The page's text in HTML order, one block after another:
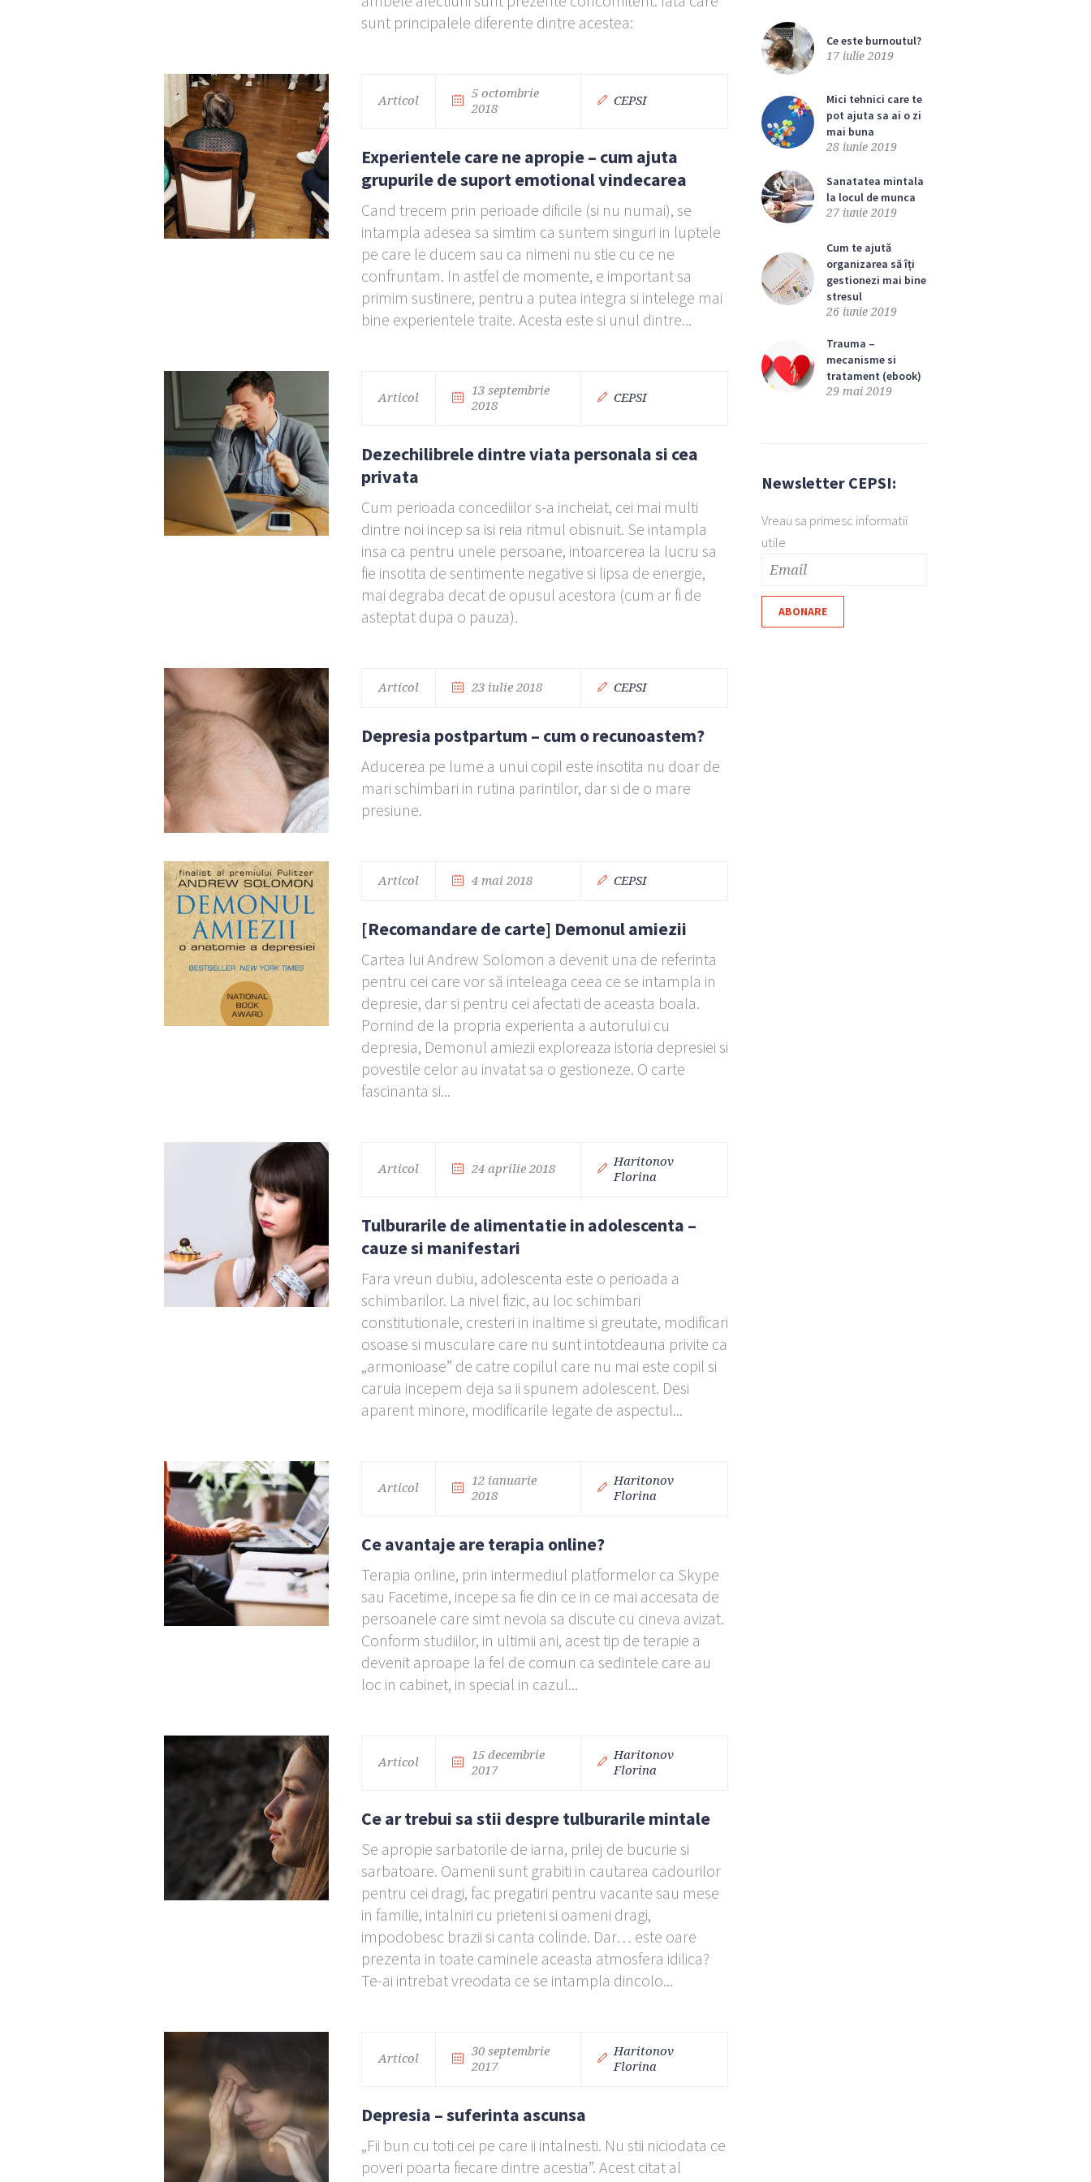
sunt principalele diferente dintre acestea:
Articol
5 octombrie
2018
CEPSI
Experientele care ne apropie – cum ajuta
grupurile de suport emotional vindecarea
Cand trecem prin perioade dificile (si nu numai), se
intampla adesea sa simtim ca suntem singuri in luptele
pe care le ducem sau ca nimeni nu stie cu ce ne
confruntam. In astfel de momente, e important sa
primim sustinere, pentru a putea integra si intelege mai
bine experientele traite. Acesta este si unul dintre...
Articol
13 septembrie
2018
CEPSI
Dezechilibrele dintre viata personala si cea
privata
Cum perioada concediilor s-a incheiat, cei mai multi
dintre noi incep sa isi reia ritmul obisnuit. Se intampla
insa ca pentru unele persoane, intoarcerea la lucru sa
fie insotita de sentimente negative si lipsa de energie,
mai degraba decat de opusul acestora (cum ar fi de
asteptat dupa o pauza).
Articol 23 iulie 2018 CEPSI
Depresia postpartum – cum o recunoastem?
Aducerea pe lume a unui copil este insotita nu doar de
mari schimbari in rutina parintilor, dar si de o mare
presiune.
Articol 4 mai 2018 CEPSI
[Recomandare de carte] Demonul amiezii
Cartea lui Andrew Solomon a devenit una de referinta
pentru cei care vor să inteleaga ceea ce se intampla in
depresie, dar si pentru cei afectati de aceasta boala.
Pornind de la propria experienta a autorului cu
depresia, Demonul amiezii exploreaza istoria depresiei si
povestile celor au invatat sa o gestioneze. O carte
fascinanta si...
Articol 24 aprilie 2018
Haritonov
Florina
Tulburarile de alimentatie in adolescenta –
cauze si manifestari
Fara vreun dubiu, adolescenta este o perioada a
schimbarilor. La nivel fizic, au loc schimbari
constitutionale, cresteri in inaltime si greutate, modificari
osoase si musculare care nu sunt intotdeauna privite ca
„armonioase” de catre copilul care nu mai este copil si
caruia incepem deja sa ii spunem adolescent. Desi
aparent minore, modificarile legate de aspectul...
Articol
12 ianuarie
2018
Haritonov
Florina
Ce avantaje are terapia online?
Terapia online, prin intermediul platformelor ca Skype
sau Facetime, incepe sa fie din ce in ce mai accesata de
persoanele care simt nevoia sa discute cu cineva avizat.
Conform studiilor, in ultimii ani, acest tip de terapie a
devenit aproape la fel de comun ca sedintele care au
loc in cabinet, in special in cazul...
Articol
15 decembrie
2017
Haritonov
Florina
Ce ar trebui sa stii despre tulburarile mintale
Se apropie sarbatorile de iarna, prilej de bucurie si
sarbatoare. Oamenii sunt grabiti in cautarea cadourilor
pentru cei dragi, fac pregatiri pentru vacante sau mese
in familie, intalniri cu prieteni si oameni dragi,
impodobesc brazii si canta colinde. Dar… este oare
prezenta in toate caminele aceasta atmosfera idilica?
Te-ai intrebat vreodata ce se intampla dincolo...
Articol
30 septembrie
2017
Haritonov
Florina
Depresia – suferinta ascunsa
„Fii bun cu toti cei pe care ii intalnesti. Nu stii niciodata ce
poveri poarta fiecare dintre acestia”. Acest citat al
Ce este burnoutul?
17 iulie 2019
Mici tehnici care te
pot ajuta sa ai o zi
mai buna
28 iunie 2019
Sanatatea mintala
la locul de munca
27 iunie 2019
Cum te ajută
organizarea să îți
gestionezi mai bine
stresul
26 iunie 2019
Trauma –
mecanisme si
tratament (ebook)
29 mai 2019
Newsletter CEPSI:
Vreau sa primesc informatii
utile